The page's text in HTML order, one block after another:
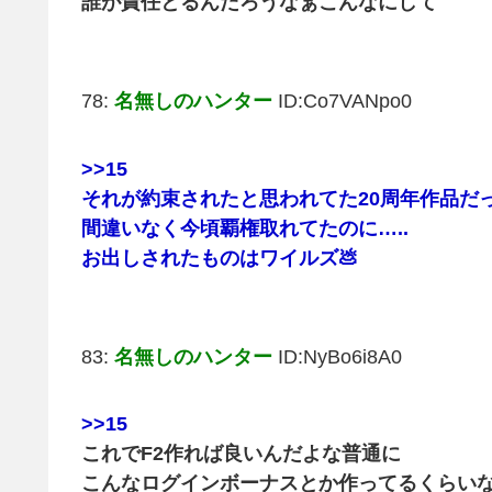
78: 名無しのハンター ID:Co7VANpo0
>>15
それが約束されたと思われてた20周年作品だ
間違いなく今頃覇権取れてたのに…..
お出しされたものはワイルズ💩
83: 名無しのハンター ID:NyBo6i8A0
>>15
これでF2作れば良いんだよな普通に
こんなログインボーナスとか作ってるくらい